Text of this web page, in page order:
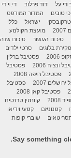
על דוד פרלוב
די.וי.די
טובים
המדור המודפס
טרקובסקי ישראל
כללי
מועצת הקולנוע
סיכום העשור
סיכום שנה
סקירת בלוגים
סרטי ילדים
2006
פסטיבל ברלין
ונציה 2006
פסטיבל
פסטיבל חיפה 2008
2007
פסטיבל
פסטיבל קאן 2008
2008
קוונטין טרנטינו
קטנוניזם
קטעי וידיאו
שוברי קופות